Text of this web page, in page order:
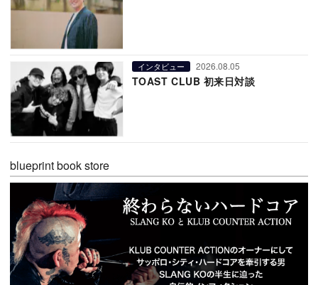
インタビュー 2026.08.05
TOAST CLUB 初来日対談
blueprint book store